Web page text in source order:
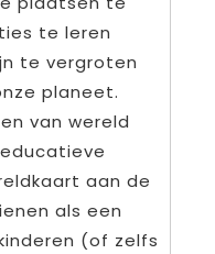
te leren
te vergroten
planeet.
van wereld
aan de
als een
(of zelfs